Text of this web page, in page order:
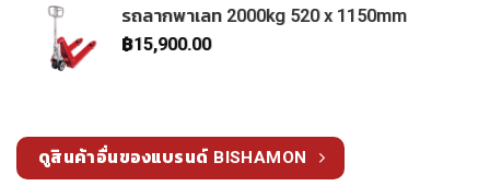
รถลากพาเลท 2000kg 520 x 1150mm
฿15,900.00
ดูสินค้าอื่นของแบรนด์ BISHAMON